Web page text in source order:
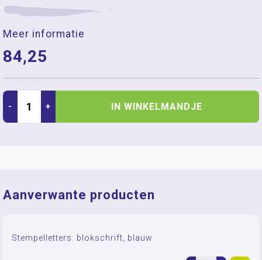
Meer informatie
84,25
- + IN WINKELMANDJE
Aanverwante producten
Stempelletters: blokschrift, blauw